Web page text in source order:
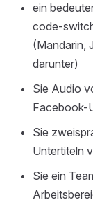
ein
code-
(Mandarin,
darunter)
Sie Audio
Facebook-
Sie
Untertiteln
Sie ein